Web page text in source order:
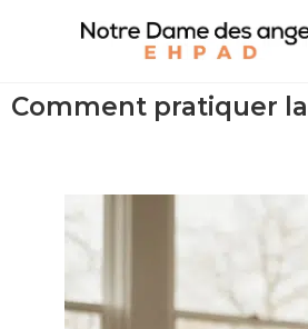
Comment pratiquer